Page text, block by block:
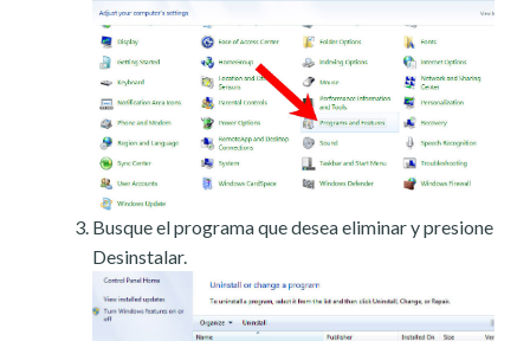
Busque el programa que desea eliminar y presione
Desinstalar.